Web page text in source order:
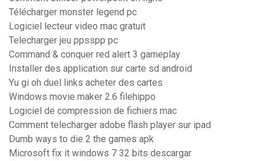
Télécharger monster legend pc
Logiciel lecteur video mac gratuit
Telecharger jeu ppsspp pc
Command & conquer red alert 3 gameplay
Installer des application sur carte sd android
Yu gi oh duel links acheter des cartes
Windows movie maker 2.6 filehippo
Logiciel de compression de fichiers mac
Comment telecharger adobe flash player sur ipad
Dumb ways to die 2 the games apk
Microsoft fix it windows 7 32 bits descargar